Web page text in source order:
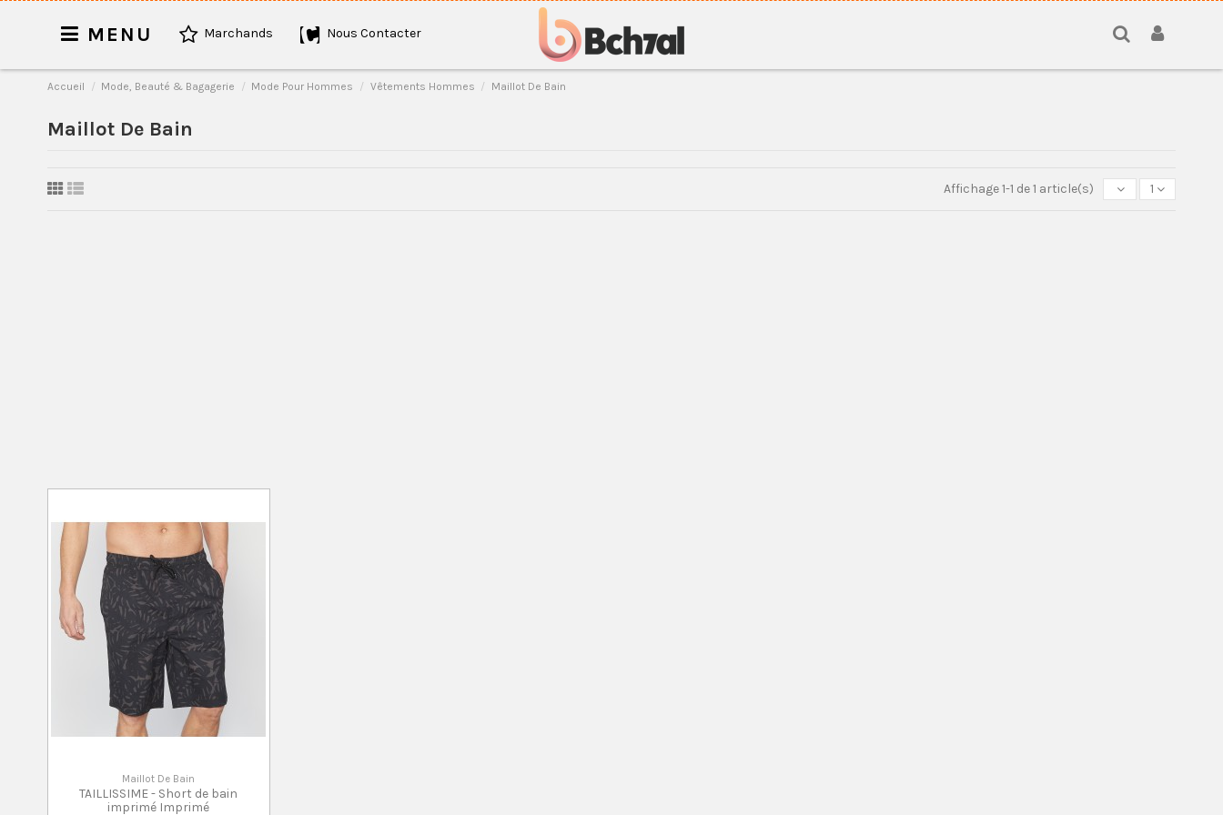
MENU Marchands Nous Contacter
Accueil Mode, Beauté & Bagagerie Mode Pour Hommes Vêtements Hommes Maillot De Bain
Maillot De Bain
Affichage 1-1 de 1 article(s) 1
Maillot De Bain
TAILLISSIME - Short de bain
imprimé Imprimé